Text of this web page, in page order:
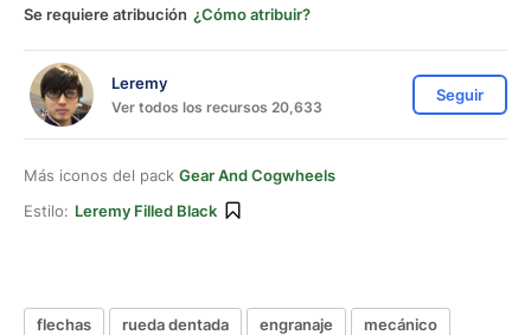
Se requiere atribución ¿Cómo atribuir?
Leremy
Ver todos los recursos 20,633
Seguir
Más iconos del pack Gear And Cogwheels
Estilo: Leremy Filled Black
flechas rueda dentada engranaje
mecánico